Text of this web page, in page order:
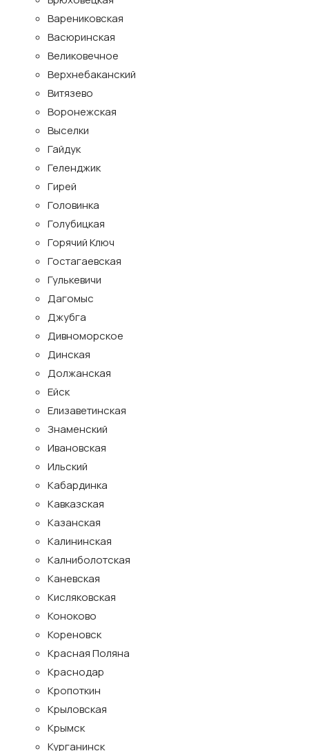
Варениковская
Васюринская
Великовечное
Верхнебаканский
Витязево
Воронежская
Выселки
Гайдук
Геленджик
Гирей
Головинка
Голубицкая
Горячий Ключ
Гостагаевская
Гулькевичи
Дагомыс
Джубга
Дивноморское
Динская
Должанская
Ейск
Елизаветинская
Знаменский
Ивановская
Ильский
Кабардинка
Кавказская
Казанская
Калининская
Калниболотская
Каневская
Кисляковская
Коноково
Кореновск
Красная Поляна
Краснодар
Кропоткин
Крыловская
Крымск
Курганинск